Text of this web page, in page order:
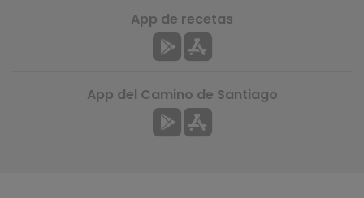
App de recetas
App del Camino de Santiago